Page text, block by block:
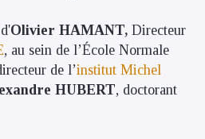
d'Olivier HAMANT, Directeur
, au sein de l’École Normale
de l’institut Michel
HUBERT, doctorant